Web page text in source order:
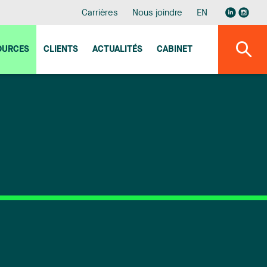
Carrières Nous joindre EN
CLIENTS ACTUALITÉS CABINET